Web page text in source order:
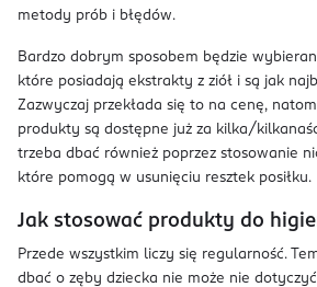
metody prób i błędów.
Bardzo dobrym sposobem będzie
które posiadają ekstrakty z ziół i są jak
Zazwyczaj przekłada się to na cenę,
produkty są dostępne już za kilka/
trzeba dbać również poprzez stosowanie
które pomogą w usunięciu resztek posiłku.
Jak stosować produkty do
Przede wszystkim liczy się regularność.
dbać o zęby dziecka nie może nie